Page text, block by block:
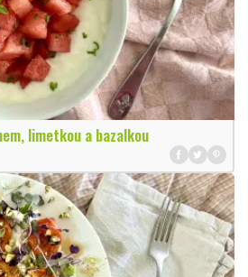
limetkou a bazalkou